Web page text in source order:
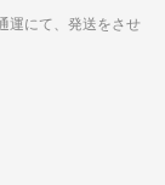
運にて、発送をさせ